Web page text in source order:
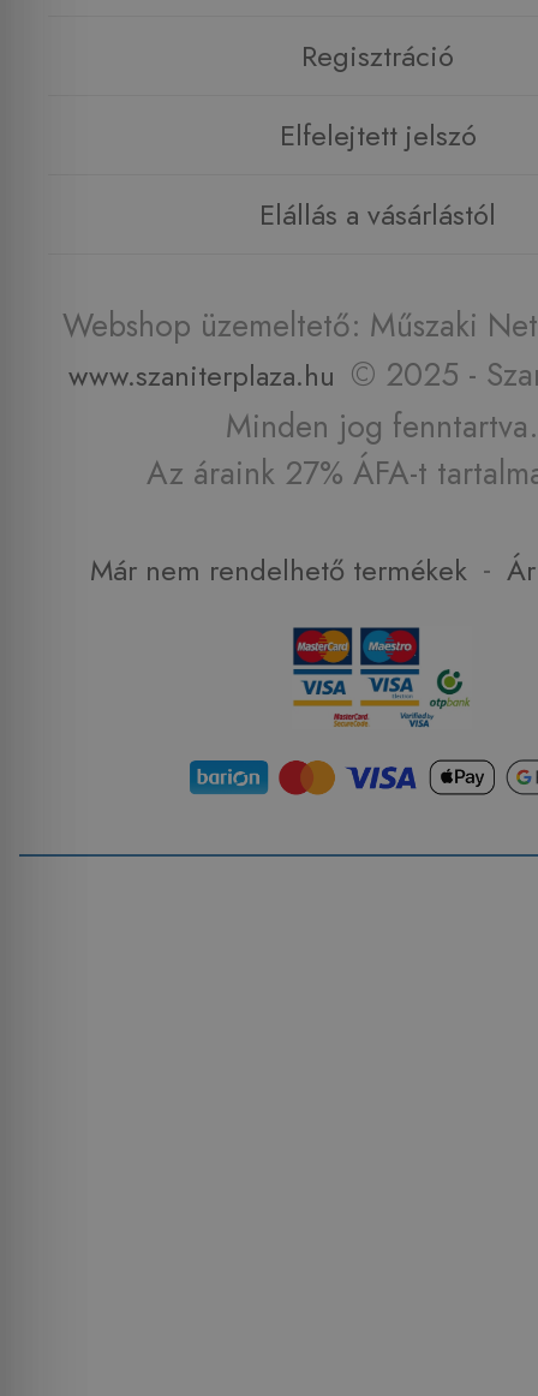
Regisztráció
Elfelejtett jelszó
Elállás a vásárlástól
Webshop üzemeltető: Műszaki
www.szaniterplaza.hu © 2025 -
Minden jog fenntartva.
Az áraink 27% ÁFA-t
Már nem rendelhető termékek -